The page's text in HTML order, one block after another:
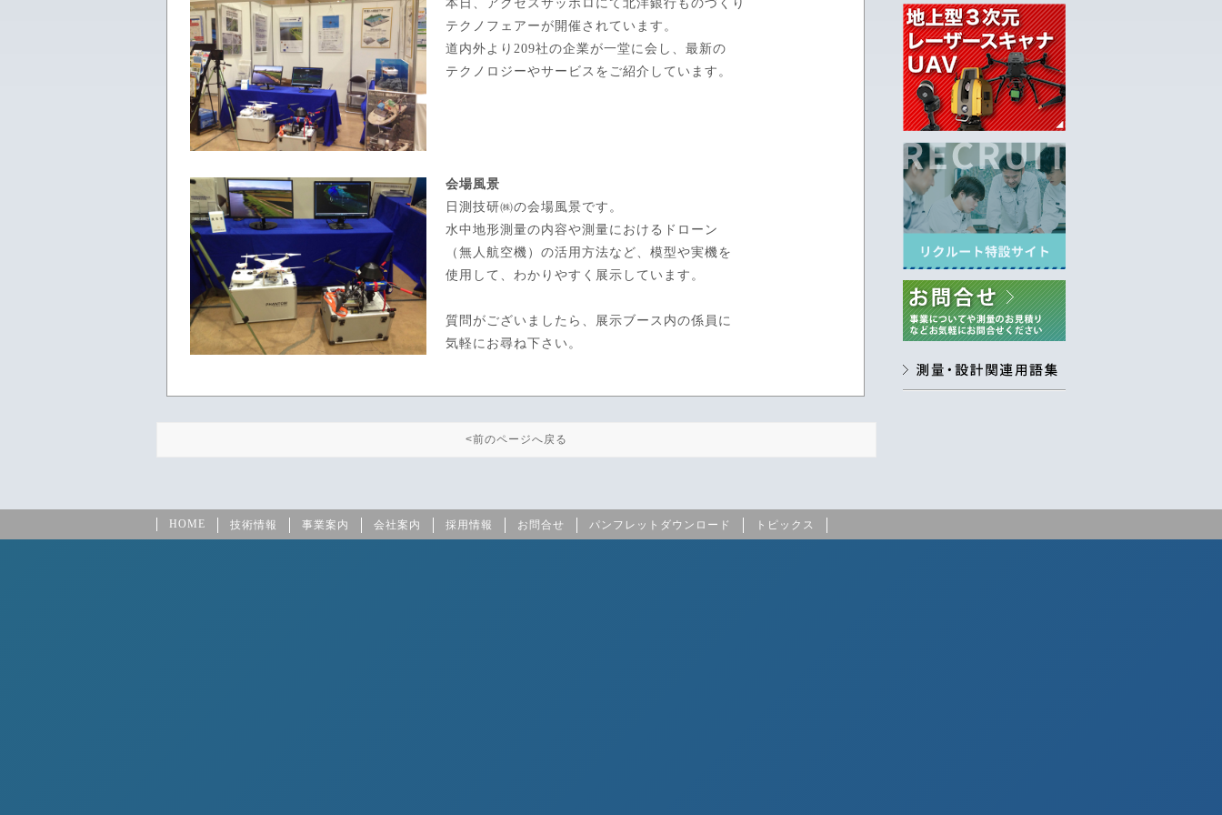
本日、アクセスサッポロにて北洋銀行ものづくり
テクノフェアーが開催されています。
道内外より209社の企業が一堂に会し、最新の
テクノロジーやサービスをご紹介しています。
会場風景
日測技研㈱の会場風景です。
水中地形測量の内容や測量におけるドローン
（無人航空機）の活用方法など、模型や実機を
使用して、わかりやすく展示しています。
質問がございましたら、展示ブース内の係員に
気軽にお尋ね下さい。
<前のページへ戻る
HOME 技術情報 事業案内 会社案内 採用情報 お問合せ パンフレットダウンロード トピックス